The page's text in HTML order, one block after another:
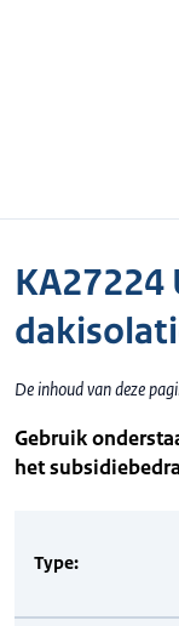
KA27224
De inhoud van deze
Gebruik
het
Type: